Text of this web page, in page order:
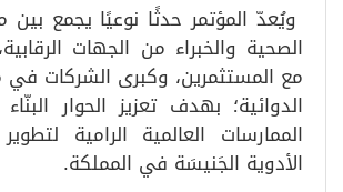
ويُعدّ المؤتمر حدثًا نوعيًا يجمع بين
الصحية والخبراء من الجهات
مع المستثمرين، وكبرى الشركات في
الدوائية؛ بهدف تعزيز الحوار
الممارسات العالمية الرامية
الأدوية الجَنيسَة في المملكة.